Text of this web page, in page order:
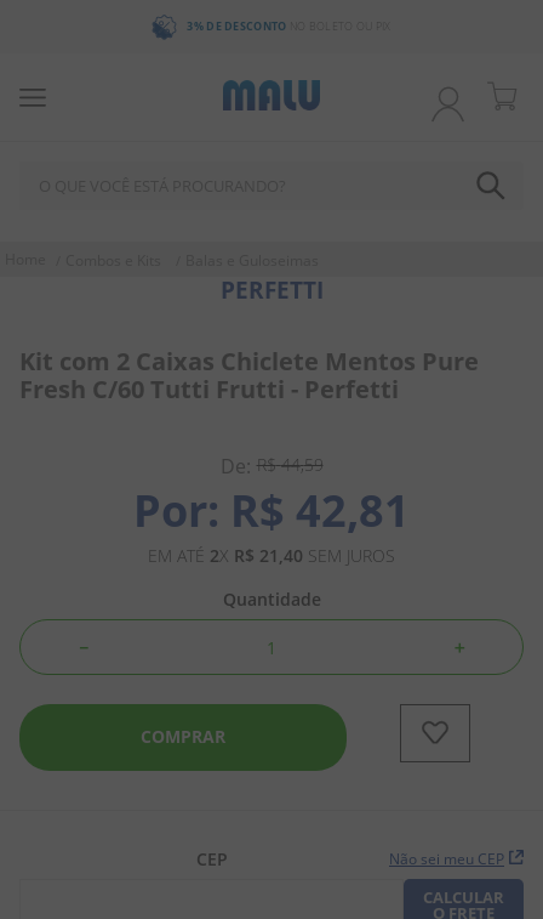
3% DE DESCONTO
PERFETTI
Kit com 2 Caixas Chiclete Mentos Pure
Fresh C/60 Tutti Frutti - Perfetti
R$ 44,59
R$ 42,81
EM ATÉ 2X R$ 21 ,40 SEM JUROS
Quantidade
＋
－
COMPRAR
CEP Não sei meu CEP
CALCULAR
O FRETE
1º
chocolate
3º
pirulito
º
amendoim
6
salgadinho
chiclete
9º
doce leite